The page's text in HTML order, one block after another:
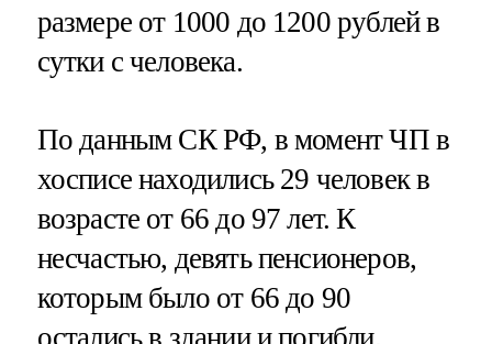
размере от 1000 до 1200 рублей в
сутки с человека.
По данным СК РФ, в момент ЧП в
хосписе находились 29 человек в
возрасте от 66 до 97 лет. К
несчастью, девять пенсионеров,
которым было от 66 до 90